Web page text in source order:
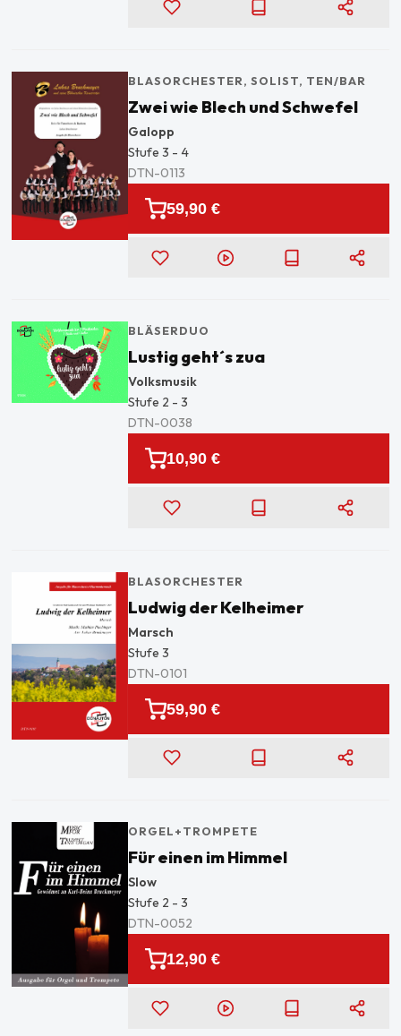
BLASORCHESTER, SOLIST, TEN/BAR
Zwei wie Blech und Schwefel
Galopp
Stufe 3 - 4
DTN-0113
59,90 €
BLÄSERDUO
Lustig geht´s zua
Volksmusik
Stufe 2 - 3
DTN-0038
10,90 €
BLASORCHESTER
Ludwig der Kelheimer
Marsch
Stufe 3
DTN-0101
59,90 €
ORGEL+TROMPETE
Für einen im Himmel
Slow
Stufe 2 - 3
DTN-0052
12,90 €